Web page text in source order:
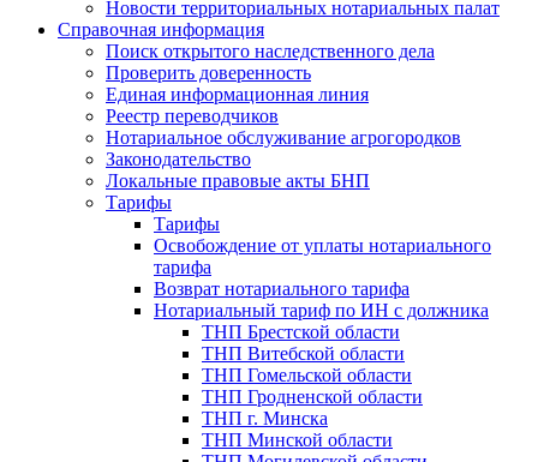
Новости территориальных нотариальных палат
Справочная информация
Поиск открытого наследственного дела
Проверить доверенность
Единая информационная линия
Реестр переводчиков
Нотариальное обслуживание агрогородков
Законодательство
Локальные правовые акты БНП
Тарифы
Тарифы
Освобождение от уплаты нотариального
тарифа
Возврат нотариального тарифа
Нотариальный тариф по ИН с должника
ТНП Брестской области
ТНП Витебской области
ТНП Гомельской области
ТНП Гродненской области
ТНП г. Минска
ТНП Минской области